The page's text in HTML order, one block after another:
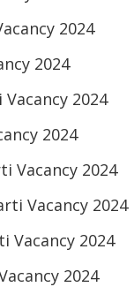
2024
2024
2024
2024
Vacancy 2024
Vacancy 2024
Vacancy 2024
2024